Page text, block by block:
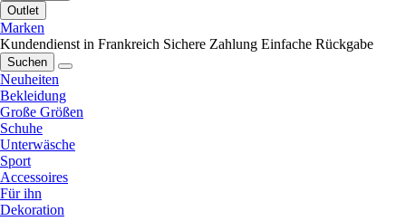
Outlet
Marken
Kundendienst in Frankreich Sichere Zahlung Einfache Rückgabe
Suchen
Neuheiten
Bekleidung
Große Größen
Schuhe
Unterwäsche
Sport
Accessoires
Für ihn
Dekoration